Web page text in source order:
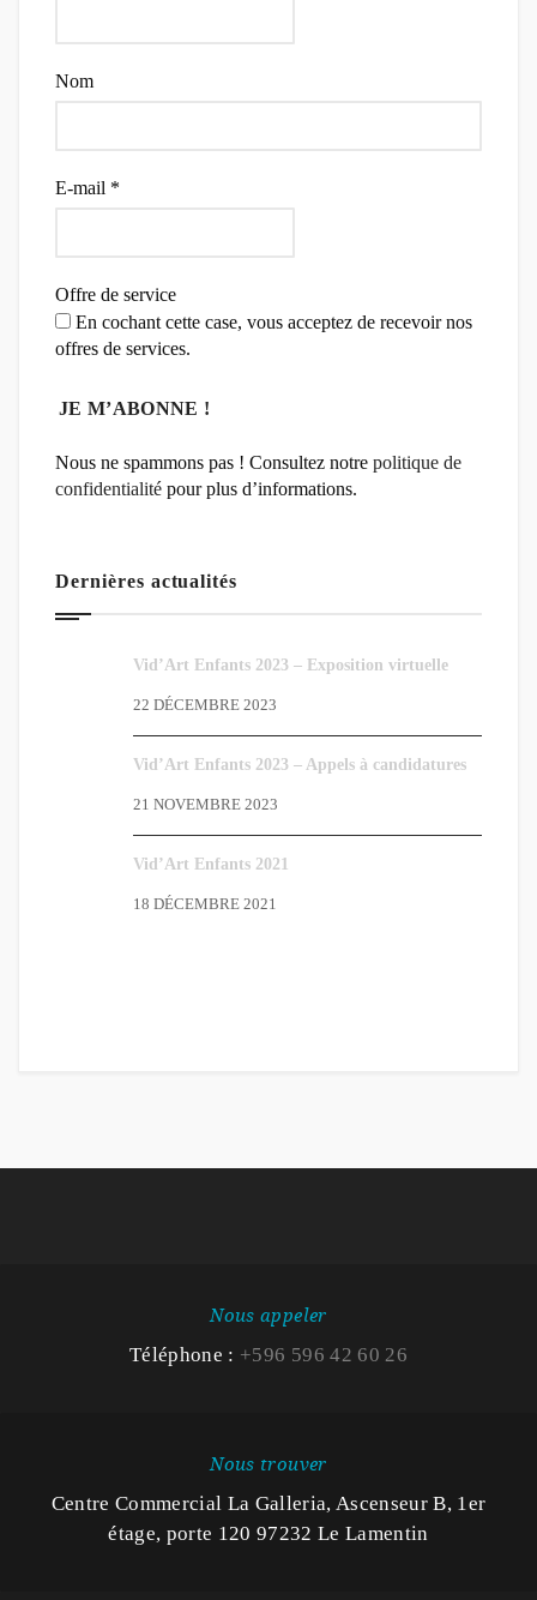
Nom
E-mail *
Offre de service
En cochant cette case, vous acceptez de recevoir nos
offres de services.
Nous ne spammons pas ! Consultez notre politique de
confidentialité pour plus d’informations.
Dernières actualités
Vid’Art Enfants 2023 – Exposition virtuelle
22 DÉCEMBRE 2023
Vid’Art Enfants 2023 – Appels à candidatures
21 NOVEMBRE 2023
Vid’Art Enfants 2021
18 DÉCEMBRE 2021
Nous appeler
Téléphone : +596 596 42 60 26
Nous trouver
Centre Commercial La Galleria, Ascenseur B, 1er
étage, porte 120 97232 Le Lamentin